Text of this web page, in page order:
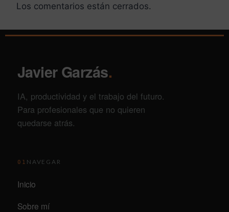
Los comentarios están cerrados.
Javier Garzás.
IA, productividad y el trabajo del futuro.
Para profesionales que no quieren
quedarse atrás.
01 NAVEGAR
Inicio
Sobre mí